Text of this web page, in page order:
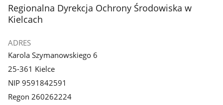
stopka
Regionalna Dyrekcja Ochrony Środowiska w
Kielcach
ADRES
Karola Szymanowskiego 6
25-361 Kielce
NIP 9591842591
Regon 260262224